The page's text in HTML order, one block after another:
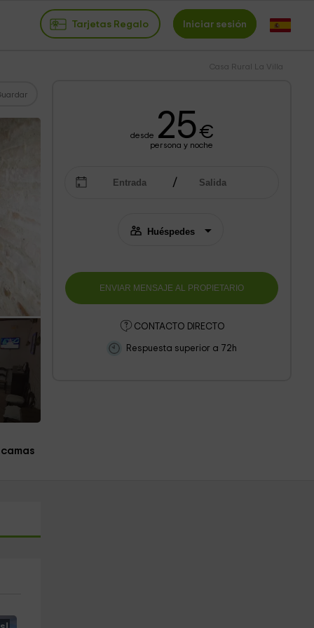
Tarjetas Regalo Iniciar sesión
Casa Rural La Villa
desde 25€
persona y noche
CONTACTO DIRECTO
Respuesta superior a 72h